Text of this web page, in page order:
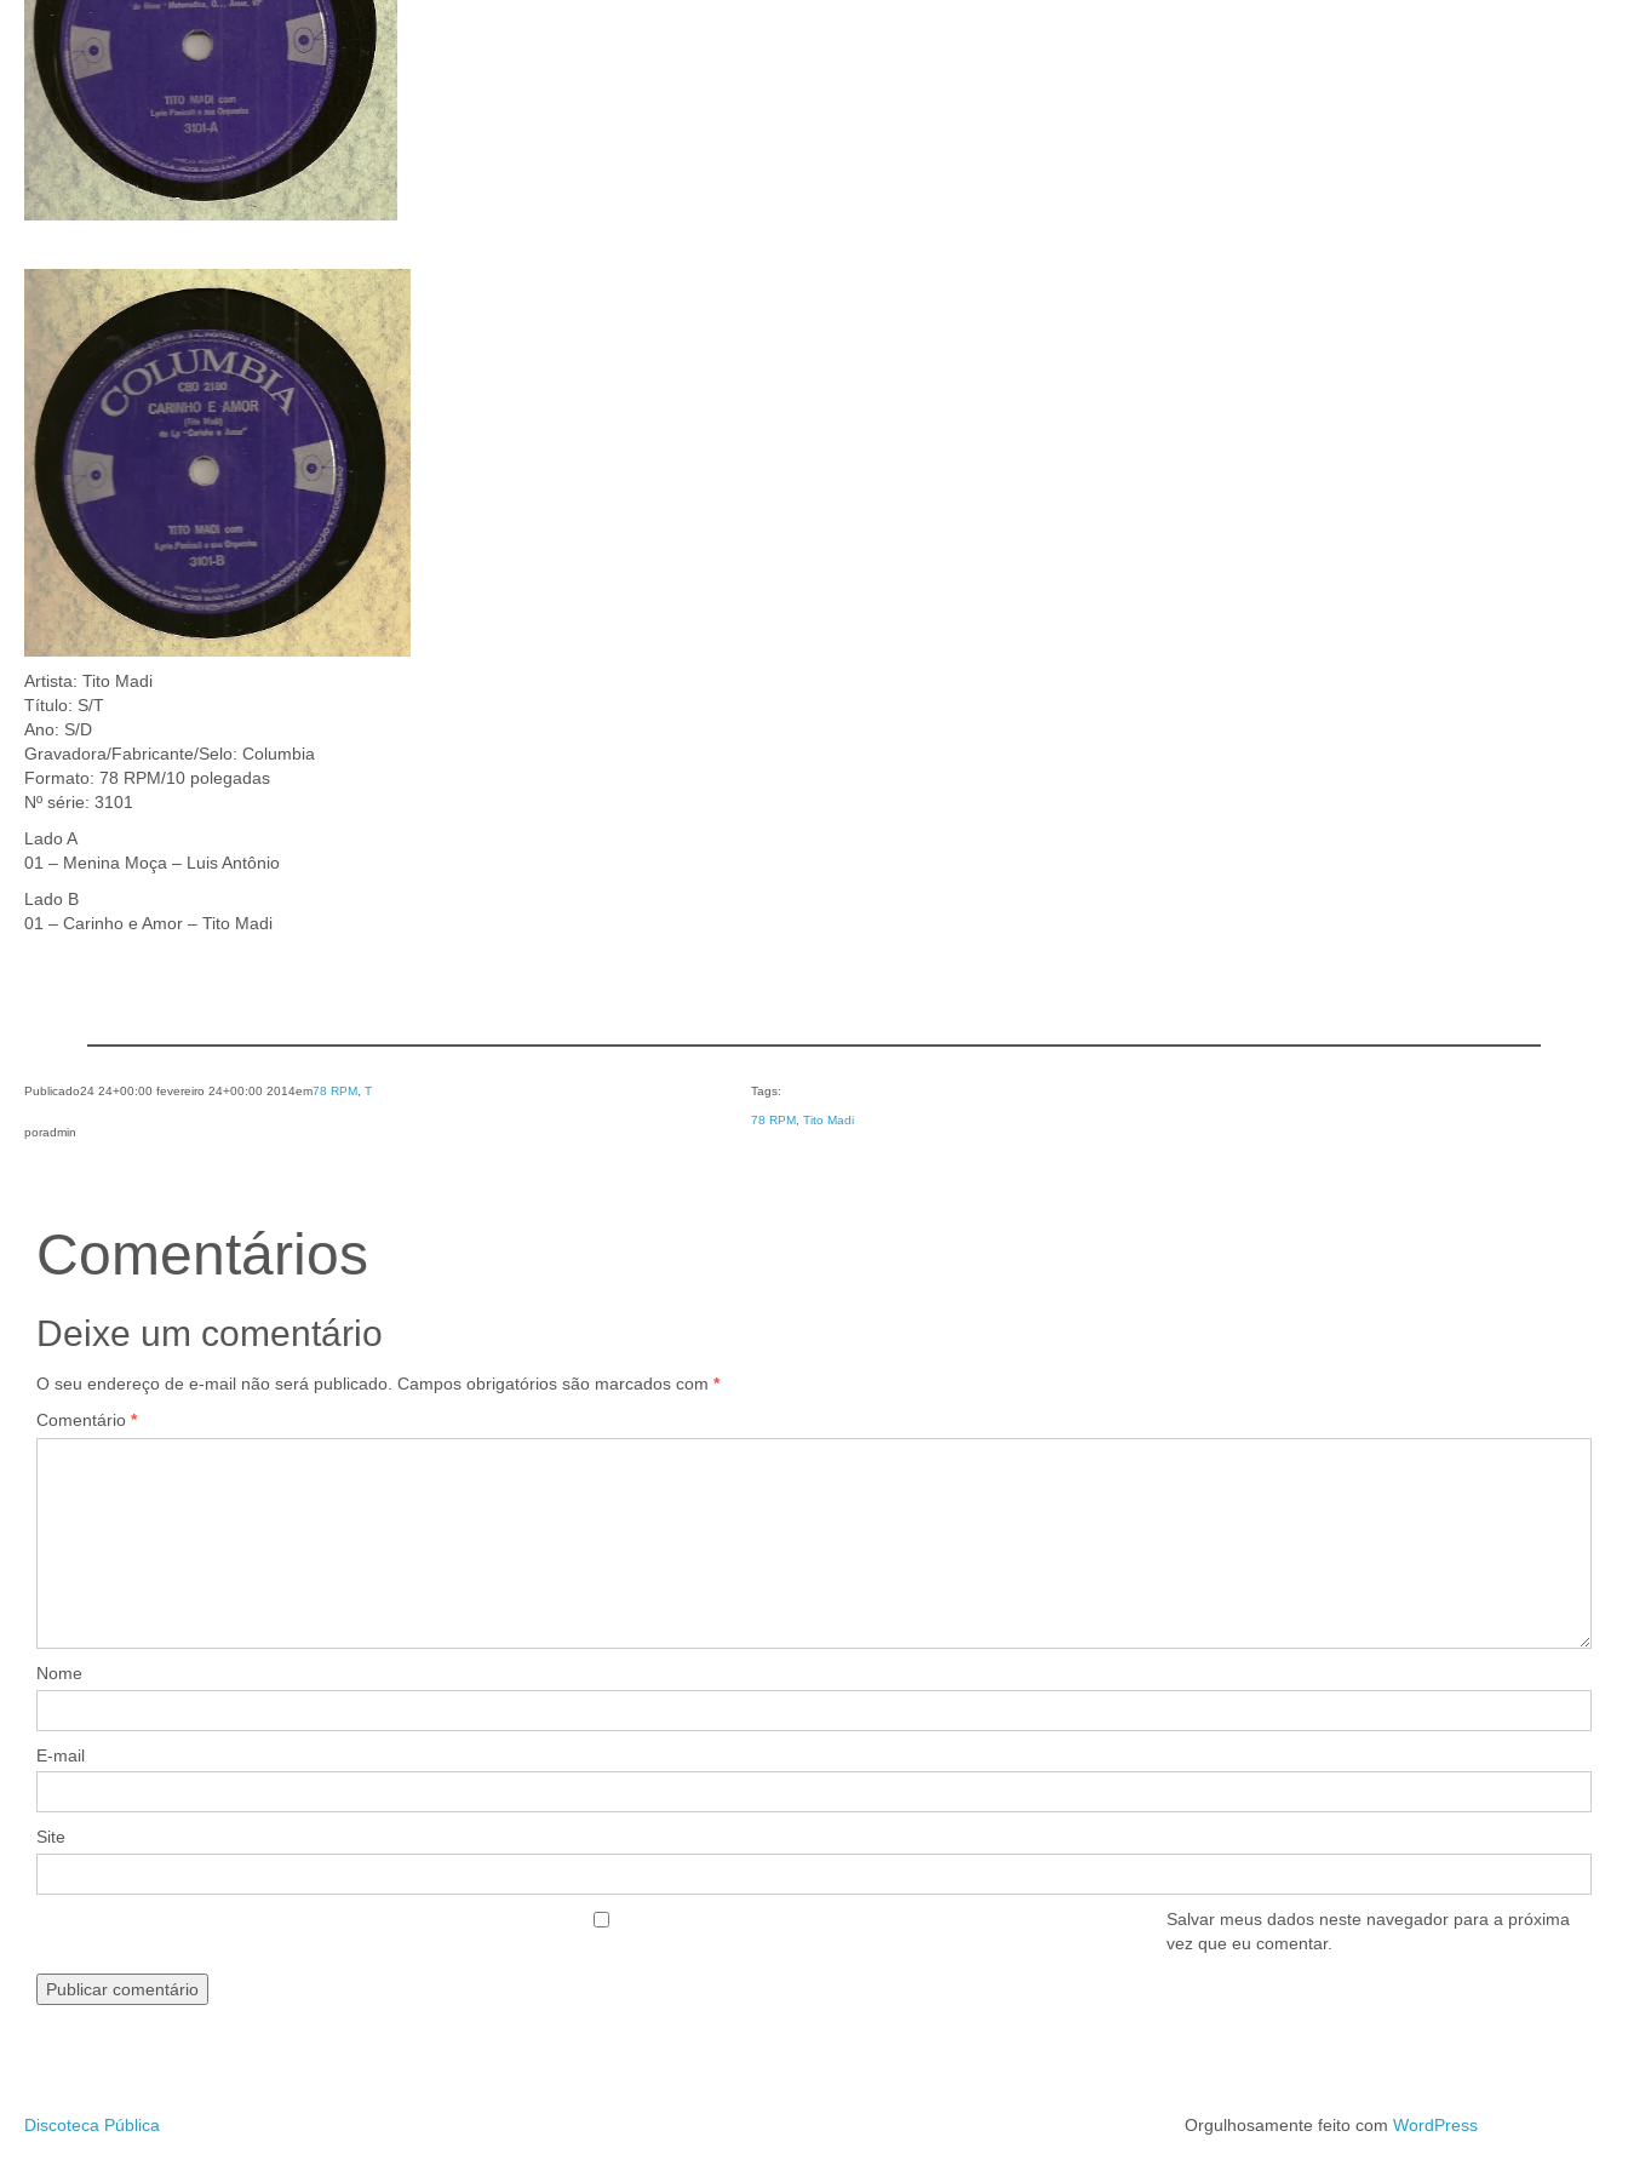
Artista: Tito Madi
Título: S/T
Ano: S/D
Gravadora/Fabricante/Selo: Columbia
Formato: 78 RPM/10 polegadas
Nº série: 3101
Lado A
01 – Menina Moça – Luis Antônio
Lado B
01 – Carinho e Amor – Tito Madi
Publicado24 24+00:00 fevereiro 24+00:00 2014em78 RPM T
poradmin
Tags:
78 RPM Tito Madi
Comentários
Deixe um comentário
O seu endereço de e-mail não será publicado. Campos obrigatórios são marcados com *
Comentário *
Nome
E-mail
Site
Salvar meus dados neste navegador para a próxima
vez que eu comentar.
Discoteca Pública Orgulhosamente feito com WordPress